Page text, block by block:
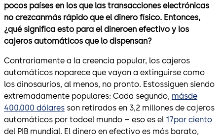
pocos países en los que las transacciones electrónicas
no crezcanmás rápido que el dinero físico. Entonces,
¿qué significa esto para el dineroen efectivo y los
cajeros automáticos que lo dispensan?
Contrariamente a la creencia popular, los cajeros
automáticos noparece que vayan a extinguirse como
los dinosaurios, al menos, no pronto. Estossiguen siendo
extremadamente populares: Cada segundo, másde
400.000 dólares son retirados en 3,2 millones de cajeros
automáticos por todoel mundo – eso es el 17por ciento
del PIB mundial. El dinero en efectivo es más barato,